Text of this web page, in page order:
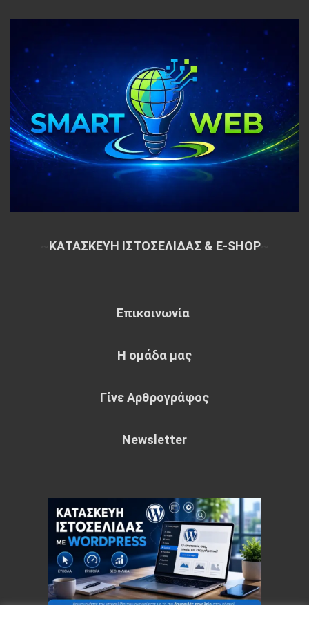
ΚΑΤΑΣΚΕΥΗ ΙΣΤΟΣΕΛΙΔΑΣ & E-SHOP~
Επικοινωνία
Η ομάδα μας
Γίνε Αρθρογράφος
Newsletter